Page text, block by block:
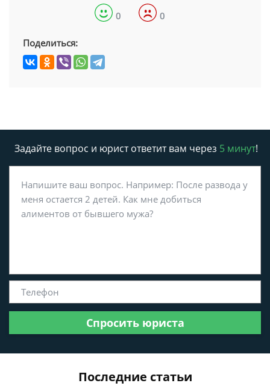
0 0
Поделиться:
Задайте вопрос и юрист ответит вам через 5 минут!
Спросить юриста
Последние статьи